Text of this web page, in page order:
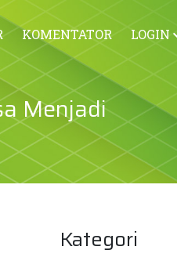
KOMENTATOR LOGIN
Menjadi
Kategori